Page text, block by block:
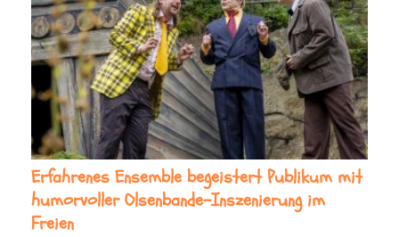
Erfahrenes Ensemble begeistert Publikum mit
humorvoller Olsenbande-Inszenierung im
Freien